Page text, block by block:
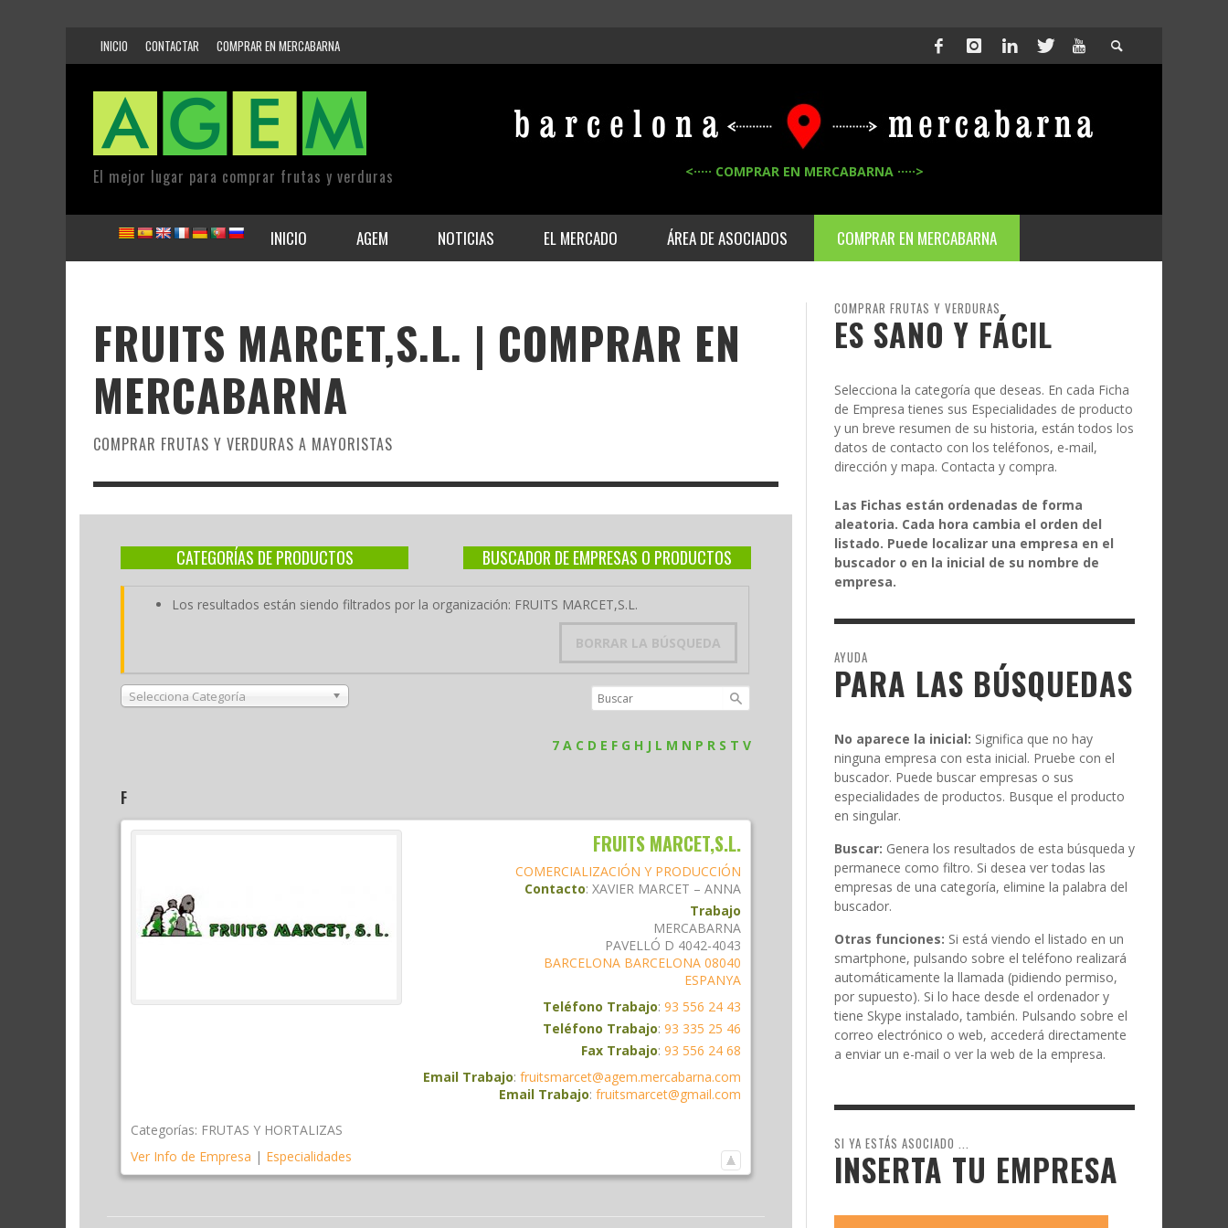
INICIO CONTACTAR COMPRAR EN MERCABARNA
El mejor lugar para comprar frutas y verduras <····· COMPRAR EN MERCABARNA ·····>
INICIO AGEM NOTICIAS EL MERCADO ÁREA DE ASOCIADOS COMPRAR EN MERCABARNA
FRUITS MARCET,S.L. | COMPRAR EN
MERCABARNA
COMPRAR FRUTAS Y VERDURAS A MAYORISTAS
CATEGORÍAS DE PRODUCTOS BUSCADOR DE EMPRESAS O PRODUCTOS
Los resultados están siendo filtrados por la organización: FRUITS MARCET,S.L.
BORRAR LA BÚSQUEDA
Selecciona Categoría
7 A C D E F G H J L M N P R S T V
F
FRUITS MARCET,S.L.
COMERCIALIZACIÓN Y PRODUCCIÓN
Contacto: XAVIER MARCET – ANNA
Trabajo
MERCABARNA
PAVELLÓ D 4042-4043
BARCELONA BARCELONA 08040
ESPANYA
Teléfono Trabajo: 93 556 24 43
Teléfono Trabajo: 93 335 25 46
Fax Trabajo: 93 556 24 68
Email Trabajo: fruitsmarcet@agem.mercabarna.com
Email Trabajo: fruitsmarcet@gmail.com
Categorías: FRUTAS Y HORTALIZAS
Ver Info de Empresa | Especialidades
COMPRAR FRUTAS Y VERDURAS
ES SANO Y FÁCIL
Selecciona la categoría que deseas. En cada Ficha
de Empresa tienes sus Especialidades de producto
y un breve resumen de su historia, están todos los
datos de contacto con los teléfonos, e-mail,
dirección y mapa. Contacta y compra.
Las Fichas están ordenadas de forma
aleatoria. Cada hora cambia el orden del
listado. Puede localizar una empresa en el
buscador o en la inicial de su nombre de
empresa.
AYUDA
PARA LAS BÚSQUEDAS
No aparece la inicial: Significa que no hay
ninguna empresa con esta inicial. Pruebe con el
buscador. Puede buscar empresas o sus
especialidades de productos. Busque el producto
en singular.
Buscar: Genera los resultados de esta búsqueda y
permanece como filtro. Si desea ver todas las
empresas de una categoría, elimine la palabra del
buscador.
Otras funciones: Si está viendo el listado en un
smartphone, pulsando sobre el teléfono realizará
automáticamente la llamada (pidiendo permiso,
por supuesto). Si lo hace desde el ordenador y
tiene Skype instalado, también. Pulsando sobre el
correo electrónico o web, accederá directamente
a enviar un e-mail o ver la web de la empresa.
SI YA ESTÁS ASOCIADO ...
INSERTA TU EMPRESA